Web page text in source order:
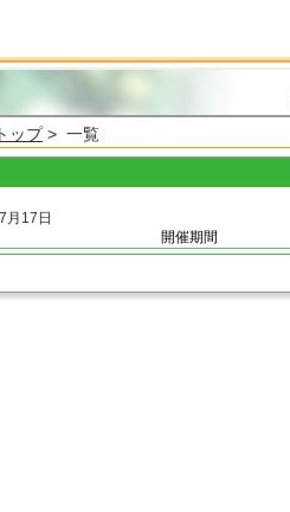
ップ> 一覧
月17日
開催期間